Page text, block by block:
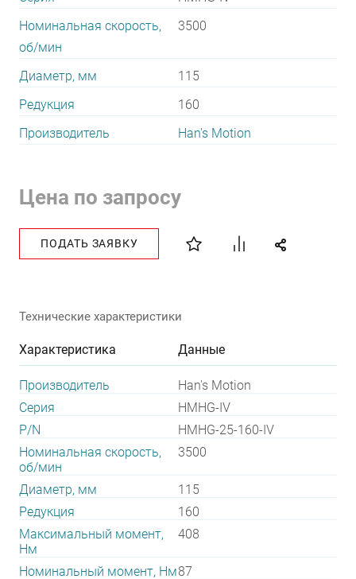
Номинальная скорость,
об/мин
3500
Диаметр, мм
115
Редукция
160
Производитель
Han's Motion
Цена по запросу
ПОДАТЬ ЗАЯВКУ
Технические характеристики
Характеристика Данные
Производитель
Han's Motion
Серия
HMHG-IV
P/N
HMHG-25-160-IV
Номинальная скорость,
об/мин
3500
Диаметр, мм
115
Редукция
160
Максимальный момент,
Нм
408
Номинальный момент, Нм87